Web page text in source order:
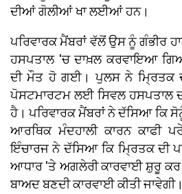
ਦੀਆਂ ਗੋਲੀਆਂ ਖਾ ਲਈਆਂ ਹਨ।
ਪਰਿਵਾਰਕ ਮੈਂਬਰਾਂ ਵੱਲੋਂ ਉਸ ਨੂੰ ਗੰਭੀਰ
ਹਸਪਤਾਲ 'ਚ ਦਾਖ਼ਲ ਕਰਵਾਇਆ
ਦੀ ਮੌਤ ਹੋ ਗਈ। ਪੁਲਸ ਨੇ ਮ੍ਰਿਤਕ
ਪੋਸਟਮਾਰਟਮ ਲਈ ਸਿਵਲ ਹਸਪਤਾਲ
ਹੈ। ਪਰਿਵਾਰਕ ਮੈਂਬਰਾਂ ਨੇ ਦੱਸਿਆ ਕਿ
ਆਰਥਿਕ ਮੰਦਹਾਲੀ ਕਾਰਨ ਕਾਫੀ
ਇੰਚਾਰਜ ਨੇ ਦੱਸਿਆ ਕਿ ਮ੍ਰਿਤਕ ਦੀ
ਆਧਾਰ 'ਤੇ ਅਗਲੇਰੀ ਕਾਰਵਾਈ ਸ਼ੁਰੂ
ਬਾਅਦ ਬਣਦੀ ਕਾਰਵਾਈ ਕੀਤੀ ਜਾਵੇਗੀ।